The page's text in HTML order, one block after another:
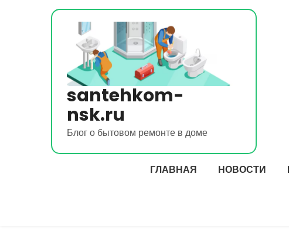
santehkom-
nsk.ru
Блог о бытовом ремонте в доме
ГЛАВНАЯ НОВОСТИ